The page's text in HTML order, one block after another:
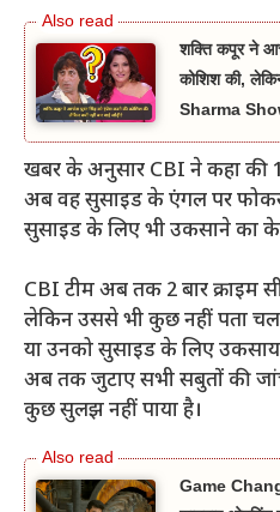
शक्ति कपूर ने
कोशिश की,
Sharma
खबर के अनुसार CBI ने कहा की
अब वह सुसाइड के एंगल पर
सुसाइड के लिए भी उकसाने का
CBI टीम अब तक 2 बार क्राइम
लेकिन उससे भी कुछ नहीं पता चल
या उनको सुसाइड के लिए
अब तक जुटाए सभी सबुतों की
कुछ सुलझ नहीं पाया है।
Game